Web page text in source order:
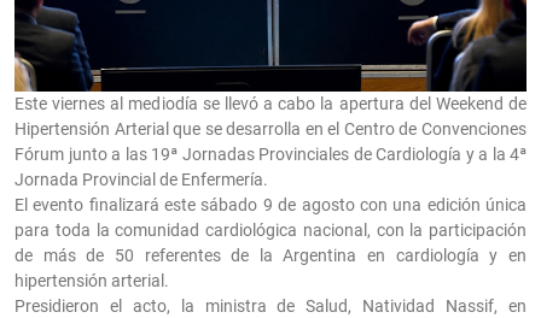
Este viernes al mediodía se llevó a cabo la apertura del Weekend de
Hipertensión Arterial que se desarrolla en el Centro de Convenciones
Fórum junto a las 19ª Jornadas Provinciales de Cardiología y a la 4ª
Jornada Provincial de Enfermería.
El evento finalizará este sábado 9 de agosto con una edición única
para toda la comunidad cardiológica nacional, con la participación
de más de 50 referentes de la Argentina en cardiología y en
hipertensión arterial.
Presidieron el acto, la ministra de Salud, Natividad Nassif, en